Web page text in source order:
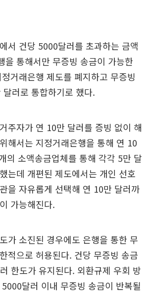
서 건당 5000달러를 초과하는 금액
을 통해서만 무증빙 송금이 가능한
거래은행 제도를 폐지하고 무증빙
러로 통합하기로 했다.
주자가 연 10만 달러를 증빙 없이 해
해서는 지정거래은행을 통해 연 10
의 소액송금업체를 통해 각각 5만 달
는데 개편된 제도에서는 개인 선호
을 자유롭게 선택해 연 10만 달러까
가능해진다.
가 소진된 경우에도 은행을 통한 무
적으로 허용된다. 건당 무증빙 송금
한도가 유지된다. 외환규제 우회 방
달러 이내 무증빙 송금이 반복될